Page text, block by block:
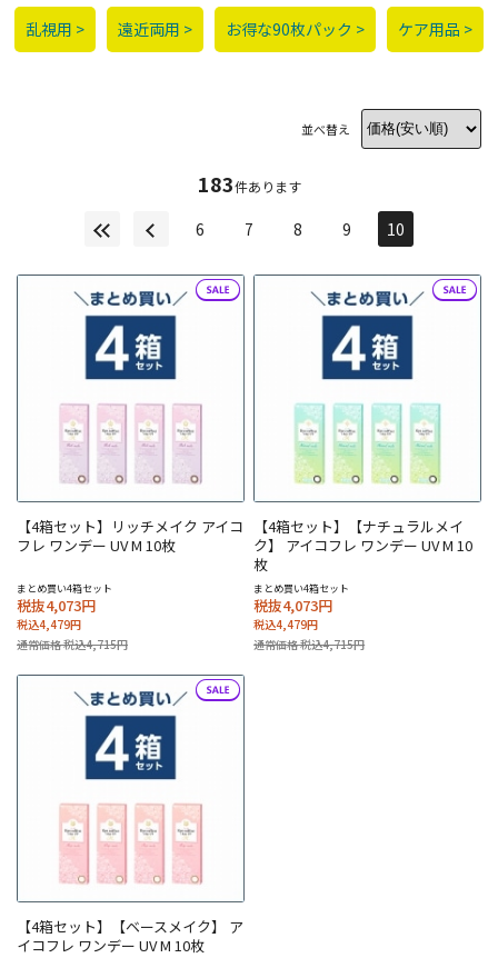
乱視用 > 遠近両用 > お得な90枚パック > ケア用品 >
並べ替え
183件あります
6 7 8 9 10
【4箱セット】リッチメイク アイコ
フレ ワンデー UV M 10枚
まとめ買い4箱セット
税抜4,073円
税込4,479円
通常価格 税込4,715円
【4箱セット】【ナチュラルメイ
ク】 アイコフレ ワンデー UV M 10
枚
まとめ買い4箱セット
税抜4,073円
税込4,479円
通常価格 税込4,715円
【4箱セット】【ベースメイク】 ア
イコフレ ワンデー UV M 10枚